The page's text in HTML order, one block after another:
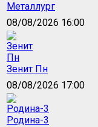
Металлург
08/08/2026 16:00
Зенит Пн
08/08/2026 17:00
Родина-3